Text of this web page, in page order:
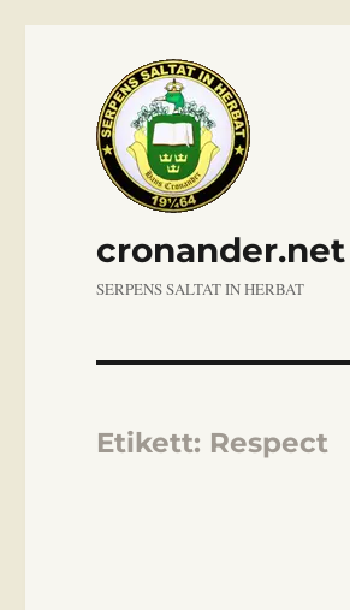
cronander.net
SERPENS SALTAT IN HERBAT
Etikett: Respect